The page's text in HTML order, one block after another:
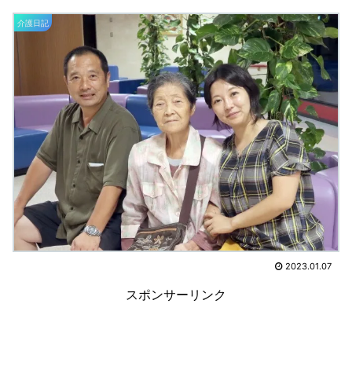
介護日記
2023.01.07
スポンサーリンク